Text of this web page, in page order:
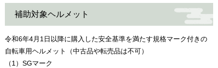
補助対象ヘルメット
令和6年4月1日以降に購入した安全基準を満たす規格マーク付きの
自転車用ヘルメット（中古品や転売品は不可）
（1）SGマーク